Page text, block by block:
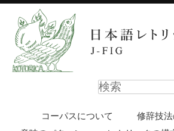
コーパスについて
修辞技